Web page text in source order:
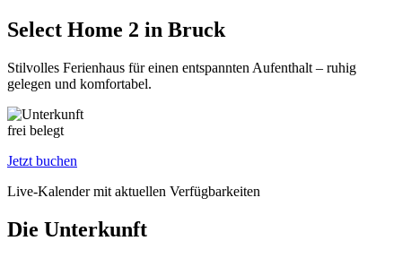
Select Home 2 in Bruck
Stilvolles Ferienhaus für einen entspannten Aufenthalt – ruhig
gelegen und komfortabel.
frei belegt
Jetzt buchen
Live-Kalender mit aktuellen Verfügbarkeiten
Die Unterkunft